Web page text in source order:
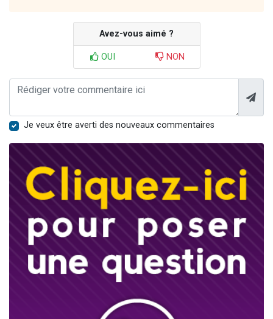
Avez-vous aimé ?
OUI NON
Je veux être averti des nouveaux commentaires